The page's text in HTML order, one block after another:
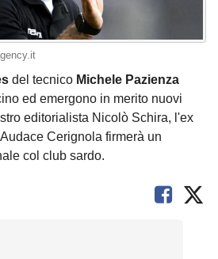
del tecnico Michele Pazienza
ed emergono in merito nuovi
editorialista Nicolò Schira, l'ex
Cerignola firmerà un
col club sardo.